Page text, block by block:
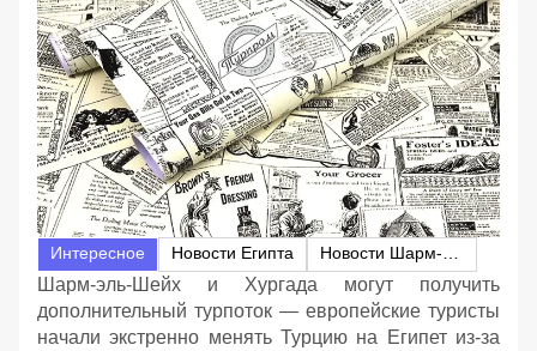
Интересное Новости Египта
Шарм-эль-Шейх и Хургада могут получить
дополнительный турпоток — европейские туристы
начали экстренно менять Турцию на Египет из-за